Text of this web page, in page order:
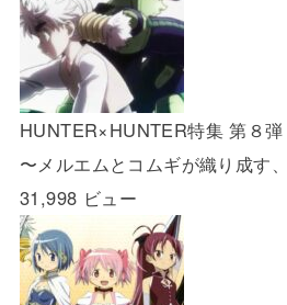
HUNTER×HUNTER特集 第８
〜メルエムとコムギが織り成す
31,998 ビュー